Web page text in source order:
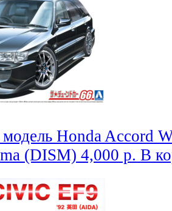
Honda Accord
(DISM) 4,000 р. В